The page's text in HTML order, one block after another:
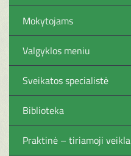
Mokytojams
Valgyklos meniu
Sveikatos specialistė
Biblioteka
Praktinė – tiriamoji veikla